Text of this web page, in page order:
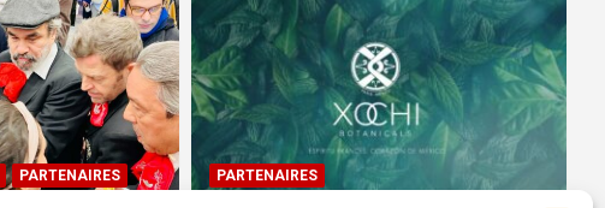
PARTENAIRES PARTENAIRES